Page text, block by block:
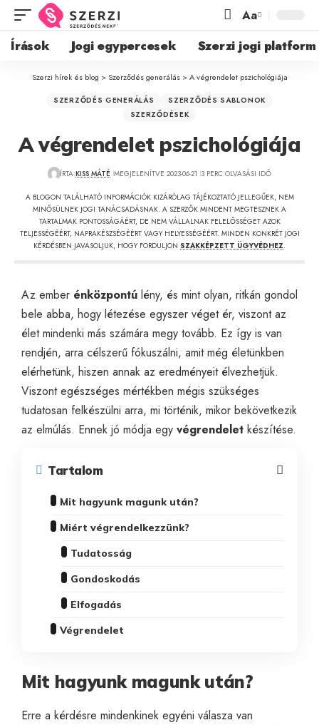
Aa
Írások Jogi egypercesek Szerzi jogi platform
Szerzi hírek és blog > Szerződés generálás>A végrendelet pszichológiája
SZERZŐDÉS GENERÁLÁS
SZERZŐDÉS SABLONOK
SZERZŐDÉSEK
A végrendelet pszichológiája
ÍRTA:KISS MÁTÉ MEGJELENÍTVE 2023-06-21 3 PERC OLVASÁSI IDŐ
A BLOGON TALÁLHATÓ INFORMÁCIÓK KIZÁRÓLAG TÁJÉKOZTATÓ JELLEGŰEK, NEM
MINŐSÜLNEK JOGI TANÁCSADÁSNAK. A SZERZŐK MINDENT MEGTESZNEK A
TARTALMAK PONTOSSÁGÁÉRT, DE NEM VÁLLALNAK FELELŐSSÉGET AZOK
TELJESSÉGÉÉRT, NAPRAKÉSZSÉGÉÉRT VAGY HELYESSÉGÉÉRT. MINDEN KONKRÉT JOGI
KÉRDÉSBEN JAVASOLJUK, HOGY FORDULJON SZAKKÉPZETT ÜGYVÉDHEZ.
Az ember énközpontú lény, és mint olyan, ritkán gondol
bele abba, hogy létezése egyszer véget ér, viszont az
élet mindenki más számára megy tovább. Ez így is van
rendjén, arra célszerű fókuszálni, amit még életünkben
elérhetünk, hiszen annak az eredményeit élvezhetjük.
Viszont egészséges mértékben mégis szükséges
tudatosan felkészülni arra, mi történik, mikor bekövetkezik
az elmúlás. Ennek jó módja egy végrendelet készítése.
Tartalom
Mit hagyunk magunk után?
Miért végrendelkezzünk?
Tudatosság
Gondoskodás
Elfogadás
Végrendelet
Mit hagyunk magunk után?
Erre a kérdésre mindenkinek egyéni válasza van